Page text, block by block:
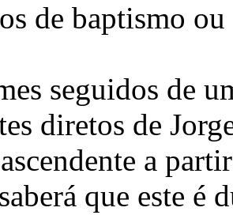
de baptismo
seguidos de
diretos de
a
que este é